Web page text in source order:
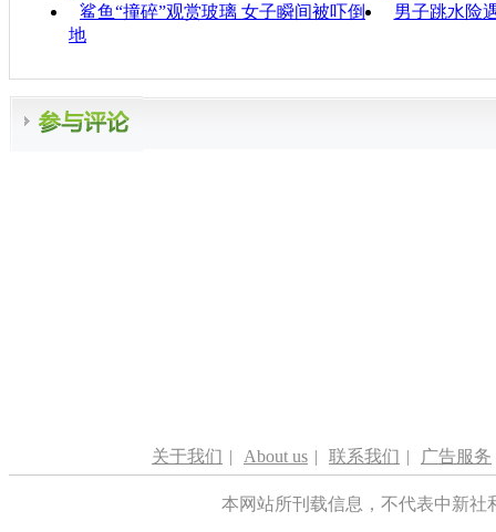
鲨鱼“撞碎”观赏玻璃 女子瞬间被吓倒
地
男子跳水险
关于我们 | About us | 联系我们 | 广告服务
本网站所刊载信息，不代表中新